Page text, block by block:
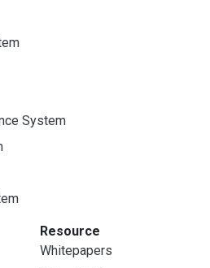
System
Resource
Whitepapers